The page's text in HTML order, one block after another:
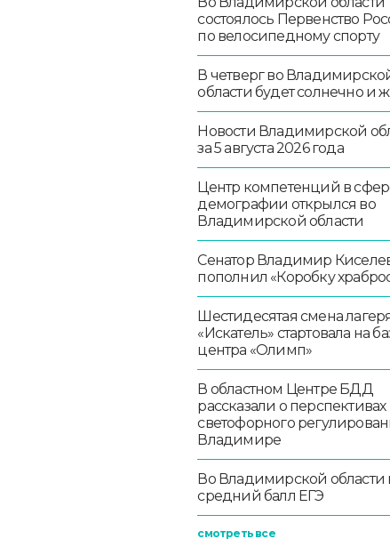
состоялось Первенство
по велосипедному спорту
В четверг во
области будет солнечно и
Новости Владимирской
за 5 августа 2026 года
Центр компетенций в
демографии открылся во
Владимирской области
Сенатор Владимир
пополнил «Коробку
Шестидесятая смена
«Искатель» стартовала на
центра «Олимп»
В областном Центре БДД
рассказали о перспективах
светофорного
Владимире
Во Владимирской области
средний балл ЕГЭ
смотреть все